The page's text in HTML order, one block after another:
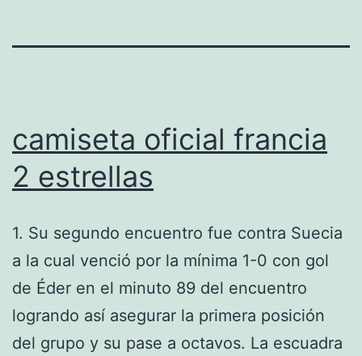
camiseta oficial francia
2 estrellas
1. Su segundo encuentro fue contra Suecia
a la cual venció por la mínima 1-0 con gol
de Éder en el minuto 89 del encuentro
logrando así asegurar la primera posición
del grupo y su pase a octavos. La escuadra